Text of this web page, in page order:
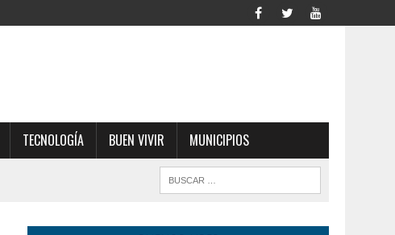
TECNOLOGÍA BUEN VIVIR MUNICIPIOS